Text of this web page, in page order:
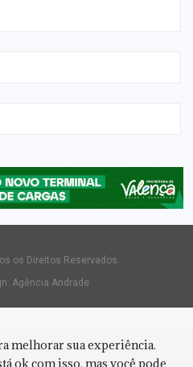
os Direitos Reservados.
Agência Andrade
melhorar sua experiência.
ok com isso, mas você pode